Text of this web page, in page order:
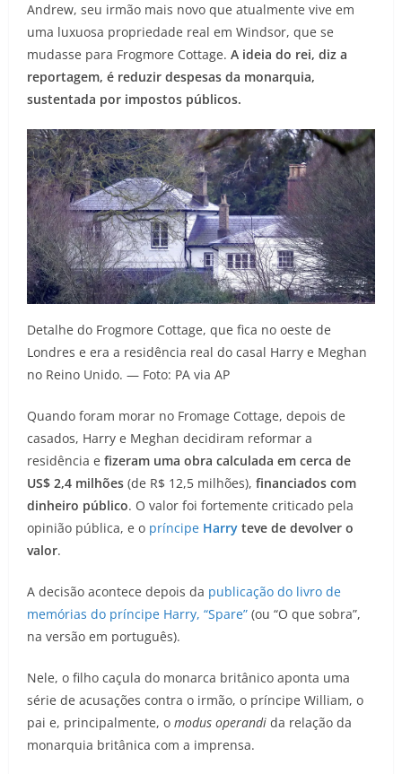
Andrew, seu irmão mais novo que atualmente vive em
uma luxuosa propriedade real em Windsor, que se
mudasse para Frogmore Cottage. A ideia do rei, diz a
reportagem, é reduzir despesas da monarquia,
sustentada por impostos públicos.
Detalhe do Frogmore Cottage, que fica no oeste de
Londres e era a residência real do casal Harry e Meghan
no Reino Unido. — Foto: PA via AP
Quando foram morar no Fromage Cottage, depois de
casados, Harry e Meghan decidiram reformar a
residência e fizeram uma obra calculada em cerca de
US$ 2,4 milhões (de R$ 12,5 milhões), financiados com
dinheiro público. O valor foi fortemente criticado pela
opinião pública, e o príncipe Harry teve de devolver o
valor.
A decisão acontece depois da publicação do livro de
memórias do príncipe Harry, “Spare” (ou “O que sobra”,
na versão em português).
Nele, o filho caçula do monarca britânico aponta uma
série de acusações contra o irmão, o príncipe William, o
pai e, principalmente, o modus operandi da relação da
monarquia britânica com a imprensa.